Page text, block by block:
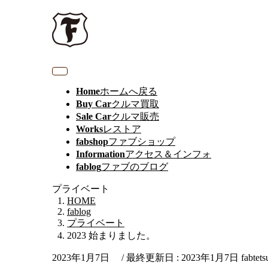
Homeホームへ戻る
Buy Carクルマ買取
Sale Carクルマ販売
Worksレストア
fabshopファブショップ
Informationアクセス＆インフォ
fablogファブのブログ
プライベート
HOME
fablog
プライベート
2023 始まりました。
2023年1月7日 / 最終更新日 : 2023年1月7日